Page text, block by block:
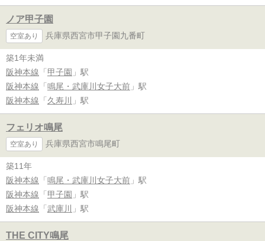
ノア甲子園
空室あり 兵庫県西宮市甲子園九番町
築1年未満
阪神本線 「 甲子園 」駅
阪神本線 「 鳴尾・武庫川女子大前 」駅
阪神本線 「 久寿川 」駅
フェリオ鳴尾
空室あり 兵庫県西宮市鳴尾町
築11年
阪神本線 「 鳴尾・武庫川女子大前 」駅
阪神本線 「 甲子園 」駅
阪神本線 「 武庫川 」駅
THE CITY鳴尾